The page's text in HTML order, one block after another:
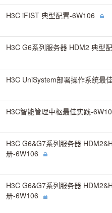
H3C iFIST 典型配置-6W106
H3C G6系列服务器 HDM2 典型
H3C UniSystem部署操作系统最
H3C智能管理中枢最佳实践-
H3C G6&G7系列服务器
册-6W106
H3C G6&G7系列服务器
册-6W106